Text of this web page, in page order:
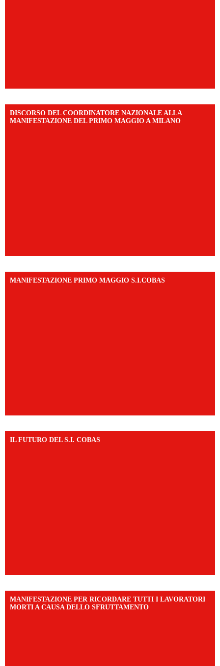
DISCORSO DEL COORDINATORE NAZIONALE ALLA
MANIFESTAZIONE DEL PRIMO MAGGIO A MILANO
MANIFESTAZIONE PRIMO MAGGIO S.I.COBAS
IL FUTURO DEL S.I. COBAS
MANIFESTAZIONE PER RICORDARE TUTTI I LAVORATORI
MORTI A CAUSA DELLO SFRUTTAMENTO